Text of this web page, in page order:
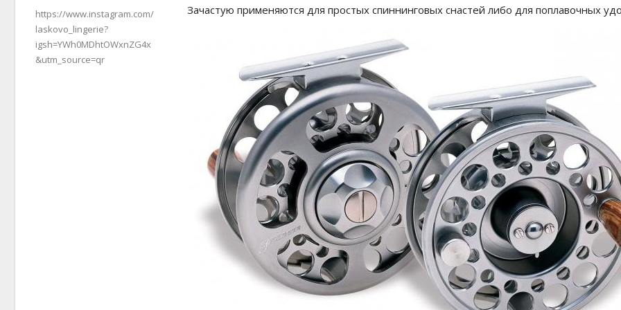
Зачастую применяются для простых спиннинговых снастей либо для поплавочных
https://www.instagram.com/
laskovo_lingerie?
igsh=YWh0MDhtOWxnZG4x
&utm_source=qr